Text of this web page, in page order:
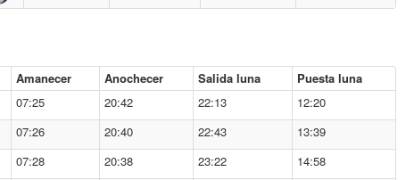
Amanecer Anochecer Salida luna
Puesta luna
07:25 20:42 22:13
12:20
07:26 20:40 22:43
13:39
07:28 20:38 23:22 14:58